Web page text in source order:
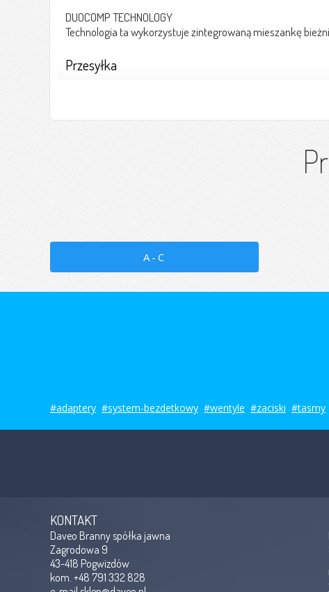
DUOCOMP TECHNOLOGY
Technologia ta wykorzystuje zintegrowaną mieszankę
Przesyłka
A-C
#adaptery #system-bezdetkowy #wentyle #zaciski #tasmy
KONTAKT
Daveo Branny spółka jawna
Zagrodowa 9
43-418 Pogwizdów
kom. +48 791 332 828